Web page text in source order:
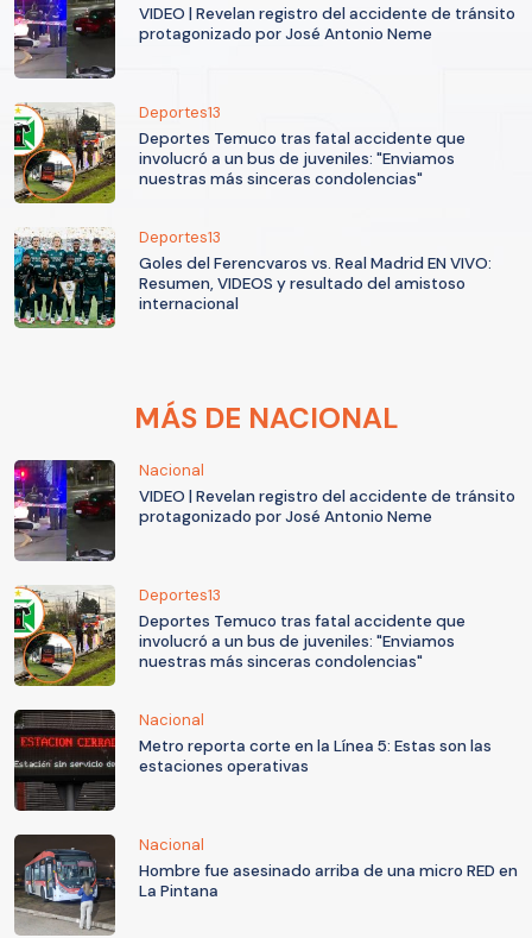
VIDEO | Revelan registro del accidente de tránsito
protagonizado por José Antonio Neme
Deportes13
Deportes Temuco tras fatal accidente que
involucró a un bus de juveniles: "Enviamos
nuestras más sinceras condolencias"
Deportes13
Goles del Ferencvaros vs. Real Madrid EN VIVO:
Resumen, VIDEOS y resultado del amistoso
internacional
MÁS DE NACIONAL
Nacional
VIDEO | Revelan registro del accidente de tránsito
protagonizado por José Antonio Neme
Deportes13
Deportes Temuco tras fatal accidente que
involucró a un bus de juveniles: "Enviamos
nuestras más sinceras condolencias"
Nacional
Metro reporta corte en la Línea 5: Estas son las
estaciones operativas
Nacional
Hombre fue asesinado arriba de una micro RED en
La Pintana